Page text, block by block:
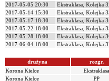
2017-05-05 20:30
Ekstraklasa, Kolejka
2017-05-14 15:30
Ekstraklasa, Kolejka
2017-05-17 18:30
Ekstraklasa, Kolejka
2017-05-22 18:00
Ekstraklasa, Kolejka
2017-05-28 18:00
Ekstraklasa, Kolejka
2017-06-04 18:00
Ekstraklasa, Kolejka
drużyna rozgr.
Korona Kielce
Ekstraklasa
Korona Kielce
PP